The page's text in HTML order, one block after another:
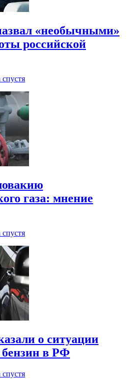
«необычными»
российской
спустя
газа: мнение
спустя
о ситуации
в РФ
спустя